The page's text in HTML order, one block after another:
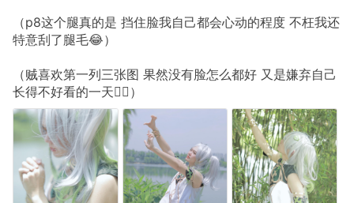
（p8这个腿真的是 挡住脸我自己都会心动的程度 不枉我还
特意刮了腿毛😂）
（贼喜欢第一列三张图 果然没有脸怎么都好 又是嫌弃自己
长得不好看的一天😮‍💨）